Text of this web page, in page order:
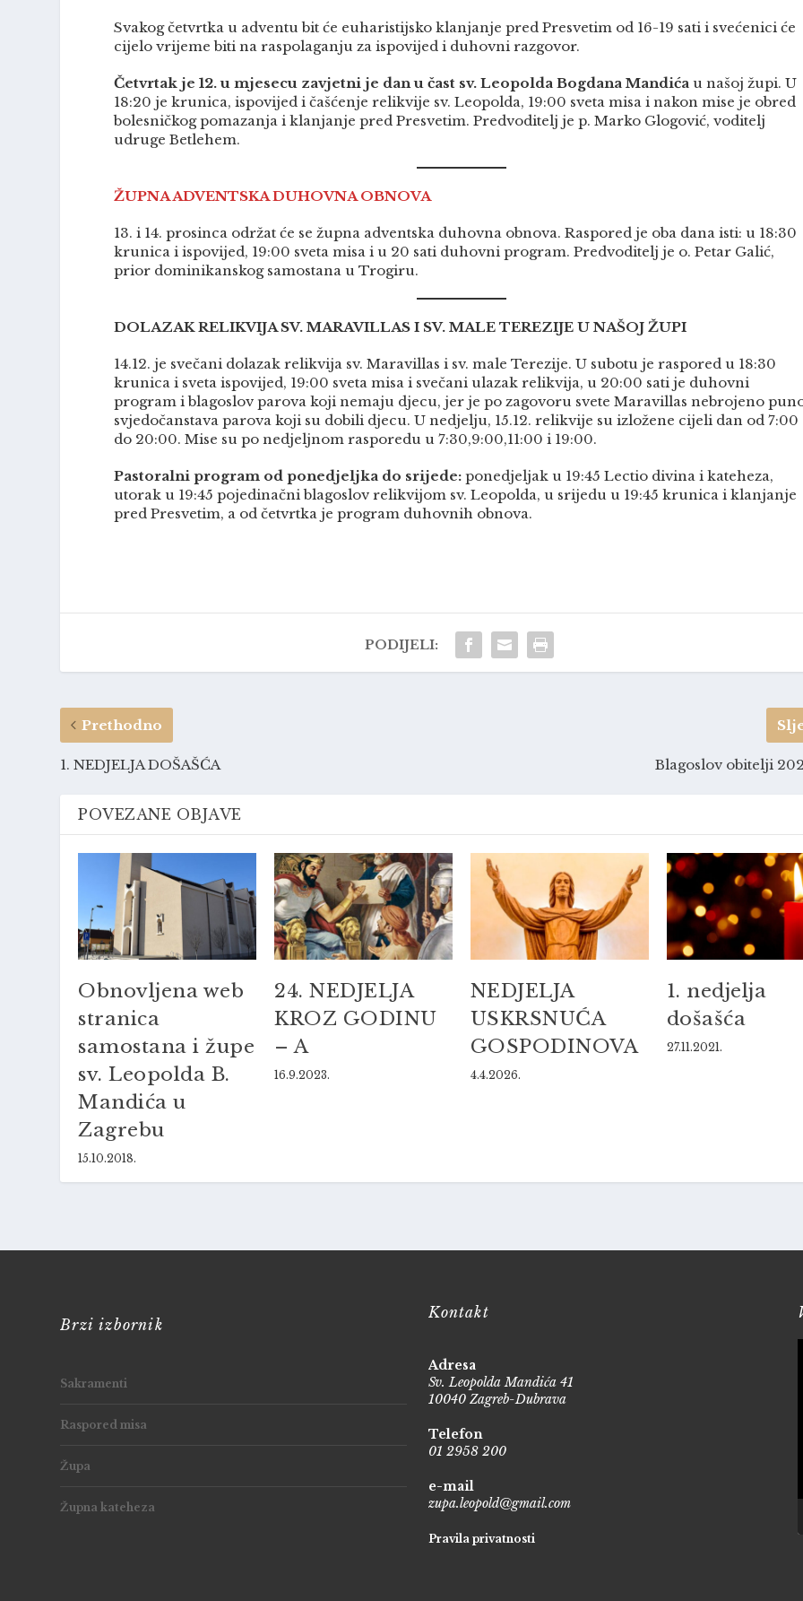
Svakog četvrtka u adventu bit će euharistijsko klanjanje pred Presvetim od 16-19 sati i svećenici će
cijelo vrijeme biti na raspolaganju za ispovijed i duhovni razgovor.
Četvrtak je 12. u mjesecu zavjetni je dan u čast sv. Leopolda Bogdana Mandića u našoj župi. U
18:20 je krunica, ispovijed i čašćenje relikvije sv. Leopolda, 19:00 sveta misa i nakon mise je obred
bolesničkog pomazanja i klanjanje pred Presvetim. Predvoditelj je p. Marko Glogović, voditelj
udruge Betlehem.
ŽUPNA ADVENTSKA DUHOVNA OBNOVA
13. i 14. prosinca održat će se župna adventska duhovna obnova. Raspored je oba dana isti: u 18:30
krunica i ispovijed, 19:00 sveta misa i u 20 sati duhovni program. Predvoditelj je o. Petar Galić,
prior dominikanskog samostana u Trogiru.
DOLAZAK RELIKVIJA SV. MARAVILLAS I SV. MALE TEREZIJE U NAŠOJ ŽUPI
14.12. je svečani dolazak relikvija sv. Maravillas i sv. male Terezije. U subotu je raspored u 18:30
krunica i sveta ispovijed, 19:00 sveta misa i svečani ulazak relikvija, u 20:00 sati je duhovni
program i blagoslov parova koji nemaju djecu, jer je po zagovoru svete Maravillas nebrojeno
svjedočanstava parova koji su dobili djecu. U nedjelju, 15.12. relikvije su izložene cijeli dan od 7:00
do 20:00. Mise su po nedjeljnom rasporedu u 7:30,9:00,11:00 i 19:00.
Pastoralni program od ponedjeljka do srijede: ponedjeljak u 19:45 Lectio divina i kateheza,
utorak u 19:45 pojedinačni blagoslov relikvijom sv. Leopolda, u srijedu u 19:45 krunica i klanjanje
pred Presvetim, a od četvrtka je program duhovnih obnova.
PODIJELI:
Prethodno
1. NEDJELJA DOŠAŠĆA Blagoslov obitelji
POVEZANE OBJAVE
Obnovljena web
stranica
samostana i župe
sv. Leopolda B.
Mandića u
Zagrebu
15.10.2018.
24. NEDJELJA
KROZ GODINU
– A
16.9.2023.
NEDJELJA
USKRSNUĆA
GOSPODINOVA
4.4.2026.
1. nedjelja
došašća
27.11.2021.
Brzi izbornik
Sakramenti
Raspored misa
Župa
Župna kateheza
Kontakt
Adresa
Sv. Leopolda Mandića 41
10040 Zagreb-Dubrava
Telefon
01 2958 200
e-mail
zupa.leopold@gmail.com
Pravila privatnosti